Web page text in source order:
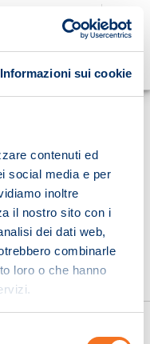
Informazioni sui cookie
contenuti ed
social media e per
inoltre
il nostro sito con i
dei dati web,
combinarle
loro o che hanno